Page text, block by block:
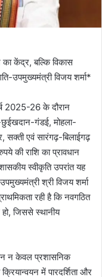
केंद्र, बल्कि विकास
उपमुख्यमंत्री विजय शर्मा*
2025-26 के दौरान
छुईखदान-गंडई, मोहला-
सक्ती एवं सारंगढ़-बिलाईगढ़
की राशि का प्रावधान
स्वीकृति उपरांत यह
श्री विजय शर्मा
रही है कि नवगठित
जिससे स्थानीय
न केवल प्रशासनिक
में पारदर्शिता और